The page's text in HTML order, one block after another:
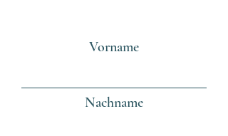
Vorname
Nachname